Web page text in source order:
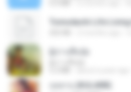
กุหลาบ (KULARB)